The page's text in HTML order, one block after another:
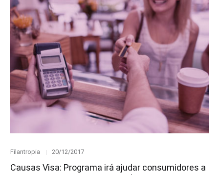
Category
Filantropia
Posted
20/12/2017
Causas Visa: Programa irá ajudar consumidores a